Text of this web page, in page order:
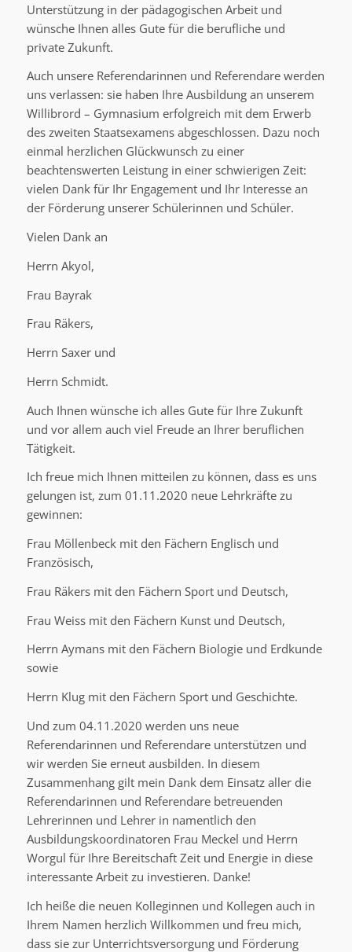
Unterstützung in der pädagogischen Arbeit und
wünsche Ihnen alles Gute für die berufliche und
private Zukunft.
Auch unsere Referendarinnen und Referendare werden
uns verlassen: sie haben Ihre Ausbildung an unserem
Willibrord – Gymnasium erfolgreich mit dem Erwerb
des zweiten Staatsexamens abgeschlossen. Dazu noch
einmal herzlichen Glückwunsch zu einer
beachtenswerten Leistung in einer schwierigen Zeit:
vielen Dank für Ihr Engagement und Ihr Interesse an
der Förderung unserer Schülerinnen und Schüler.
Vielen Dank an
Herrn Akyol,
Frau Bayrak
Frau Räkers,
Herrn Saxer und
Herrn Schmidt.
Auch Ihnen wünsche ich alles Gute für Ihre Zukunft
und vor allem auch viel Freude an Ihrer beruflichen
Tätigkeit.
Ich freue mich Ihnen mitteilen zu können, dass es uns
gelungen ist, zum 01.11.2020 neue Lehrkräfte zu
gewinnen:
Frau Möllenbeck mit den Fächern Englisch und
Französisch,
Frau Räkers mit den Fächern Sport und Deutsch,
Frau Weiss mit den Fächern Kunst und Deutsch,
Herrn Aymans mit den Fächern Biologie und Erdkunde
sowie
Herrn Klug mit den Fächern Sport und Geschichte.
Und zum 04.11.2020 werden uns neue
Referendarinnen und Referendare unterstützen und
wir werden Sie erneut ausbilden. In diesem
Zusammenhang gilt mein Dank dem Einsatz aller die
Referendarinnen und Referendare betreuenden
Lehrerinnen und Lehrer in namentlich den
Ausbildungskoordinatoren Frau Meckel und Herrn
Worgul für Ihre Bereitschaft Zeit und Energie in diese
interessante Arbeit zu investieren. Danke!
Ich heiße die neuen Kolleginnen und Kollegen auch in
Ihrem Namen herzlich Willkommen und freu mich,
dass sie zur Unterrichtsversorgung und Förderung